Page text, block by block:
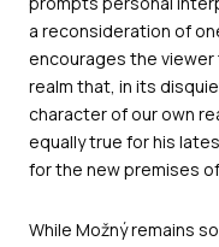
a reconsideration of
encourages the
realm that, in its
character of our own
equally true for his
for the new premises
While Možný remains